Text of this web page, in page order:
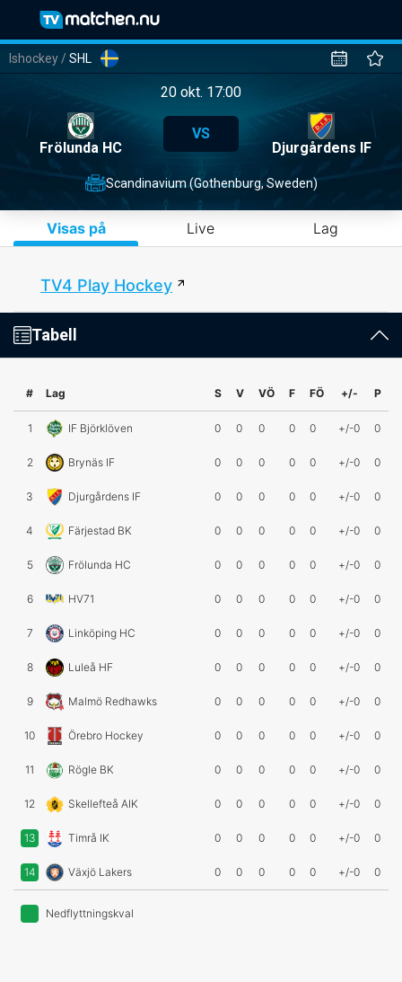
Ishockey /SHL
20 okt. 17:00
Frölunda HC
VS
Djurgårdens IF
Scandinavium (Gothenburg, Sweden)
Visas på Live Lag
TV4 Play Hockey
Tabell
# Lag S V VÖ F FÖ +/- P
1 IF Björklöven 0 0 0 0 0 +/-0 0
2 Brynäs IF 0 0 0 0 0 +/-0 0
3 Djurgårdens IF 0 0 0 0 0 +/-0 0
4 Färjestad BK 0 0 0 0 0 +/-0 0
5 Frölunda HC 0 0 0 0 0 +/-0 0
6 HV71 0 0 0 0 0 +/-0 0
7 Linköping HC 0 0 0 0 0 +/-0 0
8 Luleå HF 0 0 0 0 0 +/-0 0
9 Malmö Redhawks 0 0 0 0 0 +/-0 0
10 Örebro Hockey 0 0 0 0 0 +/-0 0
11 Rögle BK 0 0 0 0 0 +/-0 0
12 Skellefteå AIK 0 0 0 0 0 +/-0 0
13 Timrå IK 0 0 0 0 0 +/-0 0
14 Växjö Lakers 0 0 0 0 0 +/-0 0
Nedflyttningskval